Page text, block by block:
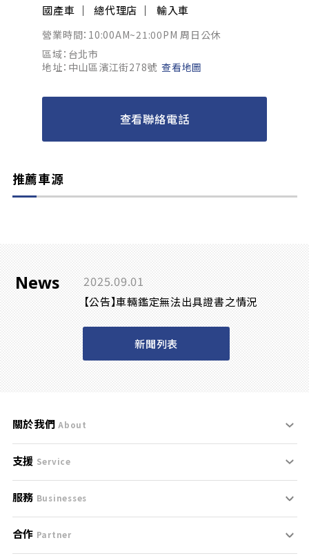
國產車 總代理店 輸入車
營業時間：10:00AM~21:00PM 周日公休
區域：台北市
地址：中山區濱江街278號 查看地圖
查看聯絡電話
推薦車源
News 2025.09.01
【公告】車輛鑑定無法出具證書之情況
新聞列表
關於我們 About
刊登規範
服務條款
免責聲明
支援 Service
支援中心
聯絡我們
服務 Businesses
什麼是Goo鑑定？
合作 Partner